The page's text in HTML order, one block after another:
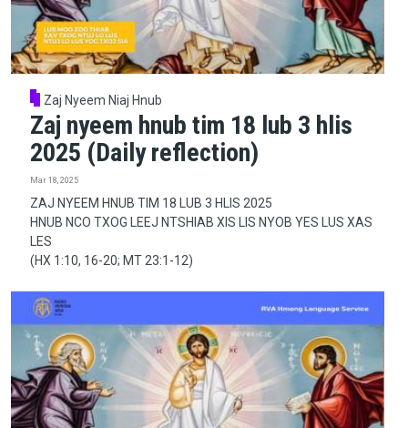
Zaj Nyeem Niaj Hnub
Zaj nyeem hnub tim 18 lub 3 hlis
2025 (Daily reflection)
Mar 18, 2025
ZAJ NYEEM HNUB TIM 18 LUB 3 HLIS 2025
HNUB NCO TXOG LEEJ NTSHIAB XIS LIS NYOB YES LUS XAS
LES
(HX 1:10, 16-20; MT 23:1-12)